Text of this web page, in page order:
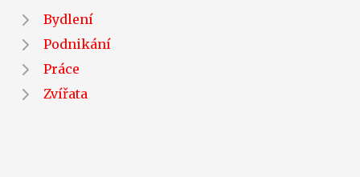
Bydlení
Podnikání
Práce
Zvířata